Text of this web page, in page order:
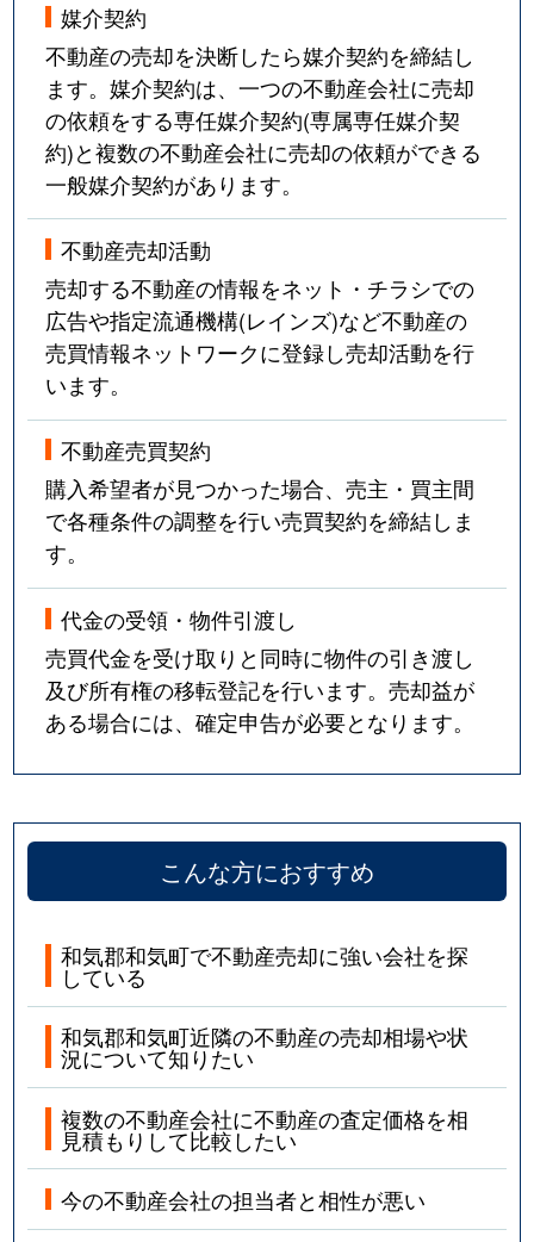
媒介契約
不動産の売却を決断したら媒介契約を締結し
ます。媒介契約は、一つの不動産会社に売却
の依頼をする専任媒介契約(専属専任媒介契
約)と複数の不動産会社に売却の依頼ができる
一般媒介契約があります。
不動産売却活動
売却する不動産の情報をネット・チラシでの
広告や指定流通機構(レインズ)など不動産の
売買情報ネットワークに登録し売却活動を行
います。
不動産売買契約
購入希望者が見つかった場合、売主・買主間
で各種条件の調整を行い売買契約を締結しま
す。
代金の受領・物件引渡し
売買代金を受け取りと同時に物件の引き渡し
及び所有権の移転登記を行います。売却益が
ある場合には、確定申告が必要となります。
こんな方におすすめ
和気郡和気町で不動産売却に強い会社を探
している
和気郡和気町近隣の不動産の売却相場や状
況について知りたい
複数の不動産会社に不動産の査定価格を相
見積もりして比較したい
今の不動産会社の担当者と相性が悪い